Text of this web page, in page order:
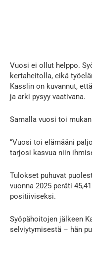
Vuosi ei ollut helppo.
kertaheitolla, eikä
Kasslin on kuvannut,
ja arki pysyy vaativana.
Samalla vuosi toi
”Vuosi toi elämääni
tarjosi kasvua niin
Tulokset puhuvat
vuonna 2025 peräti
positiiviseksi.
Syöpähoitojen jälkeen
selviytymisestä – hän